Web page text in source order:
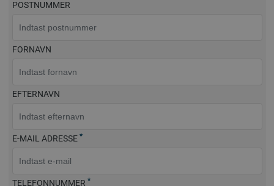
POSTNUMMER
FORNAVN
EFTERNAVN
E-MAIL ADRESSE *
TELEFONNUMMER *